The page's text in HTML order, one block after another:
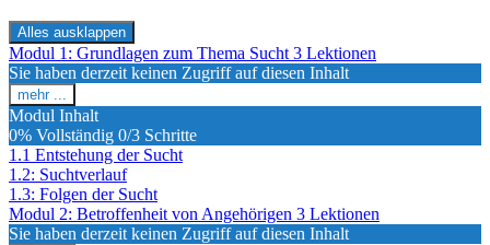
Alles ausklappen
Module
Modul 1: Grundlagen zum Thema Sucht 3 Lektionen
Sie haben derzeit keinen Zugriff auf diesen Inhalt
mehr ...
Modul
1:
Grundlagen
zum
Thema
Sucht
Modul Inhalt
0% Vollständig 0/3 Schritte
1.1 Entstehung der Sucht
1.2: Suchtverlauf
1.3: Folgen der Sucht
Modul 2: Betroffenheit von Angehörigen 3 Lektionen
Sie haben derzeit keinen Zugriff auf diesen Inhalt